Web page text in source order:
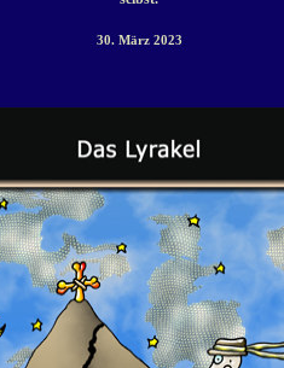
30. März 2023